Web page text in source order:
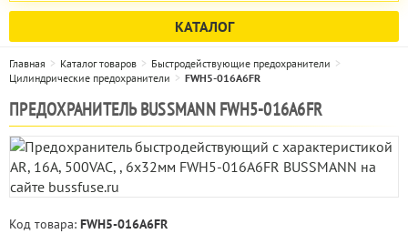
КАТАЛОГ
Главная Каталог товаров
Быстродействующие предохранители
Цилиндрические предохранители
FWH5-016A6FR
ПРЕДОХРАНИТЕЛЬ BUSSMANN FWH5-016A6FR
Код товара: FWH5-016A6FR